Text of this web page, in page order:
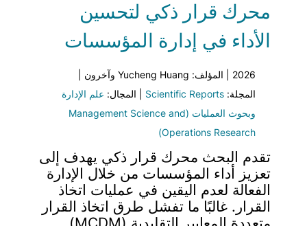
محرك قرار ذكي لتحسين
الأداء في إدارة المؤسسات
2026 | المؤلف: Yucheng Huang وآخرون |
المجلة:Scientific Reports | المجال: علم الإدارة
وبحوث العمليات (Management Science and
Operations Research)
تقدم البحث محرك قرار ذكي يهدف إلى
تعزيز أداء المؤسسات من خلال الإدارة
الفعالة لعدم اليقين في عمليات اتخاذ
القرار. غالبًا ما تفشل طرق اتخاذ القرار